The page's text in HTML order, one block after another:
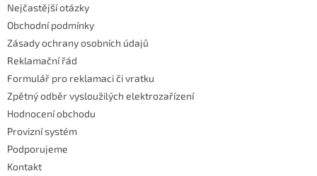
Nejčastější otázky
Obchodní podmínky
Zásady ochrany osobních údajů
Reklamační řád
Formulář pro reklamaci či vratku
Zpětný odběr vysloužilých elektrozařízení
Hodnocení obchodu
Provizní systém
Podporujeme
Kontakt